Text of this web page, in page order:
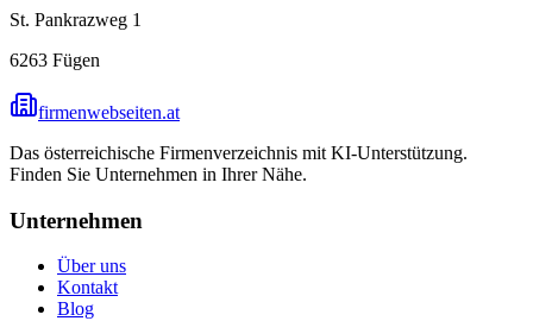
St. Pankrazweg 1
6263 Fügen
firmenwebseiten.at
Das österreichische Firmenverzeichnis mit KI-Unterstützung.
Finden Sie Unternehmen in Ihrer Nähe.
Unternehmen
Über uns
Kontakt
Blog